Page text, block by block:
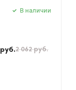
В наличии
руб.2 062руб.